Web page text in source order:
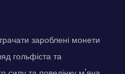
зароблені монети
гольфіста та